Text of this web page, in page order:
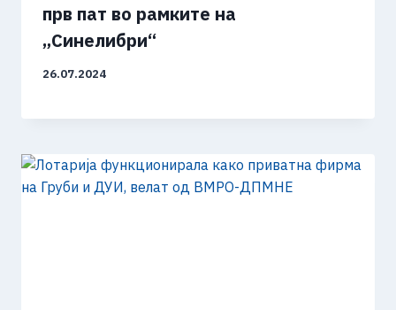
прв пат во рамките на
„Синелибри“
26.07.2024